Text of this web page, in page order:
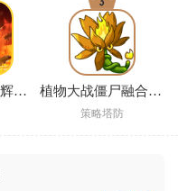
红警2共和国之辉手机版下载 植物大战僵尸融合版3.7手机版(PlantsVsZombiesRH)
策略塔防